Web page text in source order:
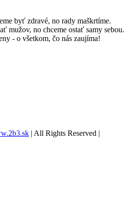
byť zdravé, no rady maškrtíme.
mužov, no chceme ostať samy sebou.
- o všetkom, čo nás zaujíma!
| All Rights Reserved |